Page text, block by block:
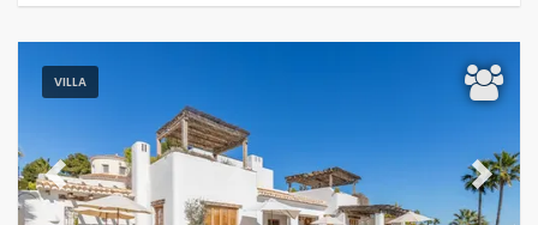
VILLA
Previous Next